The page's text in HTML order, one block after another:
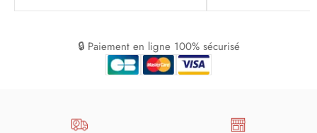
🔒 Paiement en ligne 100% sécurisé